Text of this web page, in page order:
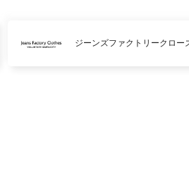
ジーンズファクトリークロー